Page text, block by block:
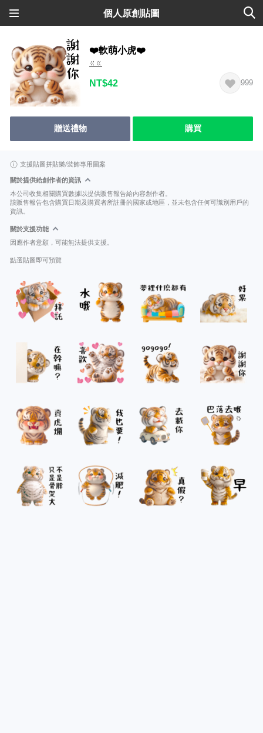
個人原創貼圖
❤️軟萌小虎❤️
ㄍㄍ
NT$42 999
贈送禮物 購買
支援貼圖拼貼樂/裝飾專用圖案
關於提供給創作者的資訊
本公司收集相關購買數據以提供販售報告給內容創作者。
該販售報告包含購買日期及購買者所註冊的國家或地區，並未包含任何可識別用戶的
資訊。
關於支援功能
因應作者意願，可能無法提供支援。
點選貼圖即可預覽